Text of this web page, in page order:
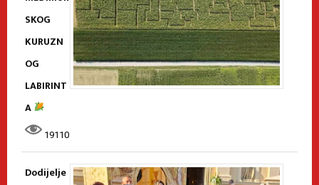
SKOG
KURUZN
OG
LABIRINT
A
19110
Dodijelje